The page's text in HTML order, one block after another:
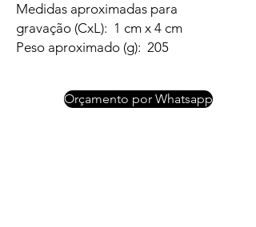
Medidas aproximadas para
gravação (CxL): 1 cm x 4 cm
Peso aproximado (g): 205
Orçamento por Whatsapp